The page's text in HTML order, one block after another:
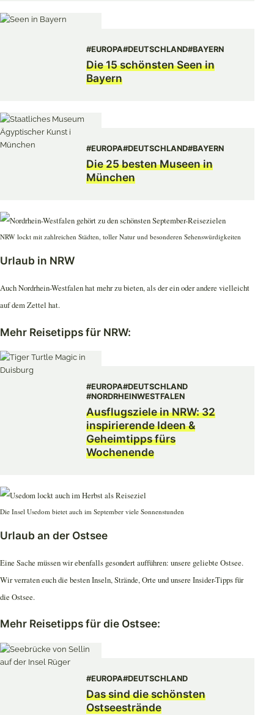
#EUROPA#DEUTSCHLAND#BAYERN
Die 15 schönsten Seen in
Bayern
#EUROPA#DEUTSCHLAND#BAYERN
Die 25 besten Museen in
München
NRW lockt mit zahlreichen Städten, toller Natur und besonderen Sehenswürdigkeiten
Urlaub in NRW
Auch Nordrhein-Westfalen hat mehr zu bieten, als der ein oder andere vielleicht
auf dem Zettel hat.
Mehr Reisetipps für NRW:
#EUROPA#DEUTSCHLAND
#NORDRHEINWESTFALEN
Ausflugsziele in NRW: 32
inspirierende Ideen &
Geheimtipps fürs
Wochenende
Die Insel Usedom bietet auch im September viele Sonnenstunden
Urlaub an der Ostsee
Eine Sache müssen wir ebenfalls gesondert aufführen: unsere geliebte Ostsee.
Wir verraten euch die besten Inseln, Strände, Orte und unsere Insider-Tipps für
die Ostsee.
Mehr Reisetipps für die Ostsee:
#EUROPA#DEUTSCHLAND
Das sind die schönsten
Ostseestrände